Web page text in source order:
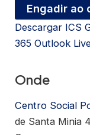
Engadir ao
Descargar ICS
365 Outlook
Onde
Centro Social
de Santa Minia